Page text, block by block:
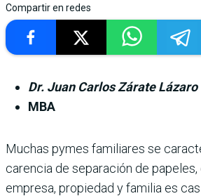
Compartir en redes
Dr. Juan Carlos Zárate Lázaro
MBA
Muchas pymes familiares se
carencia de separación de
empresa, propiedad y familia es